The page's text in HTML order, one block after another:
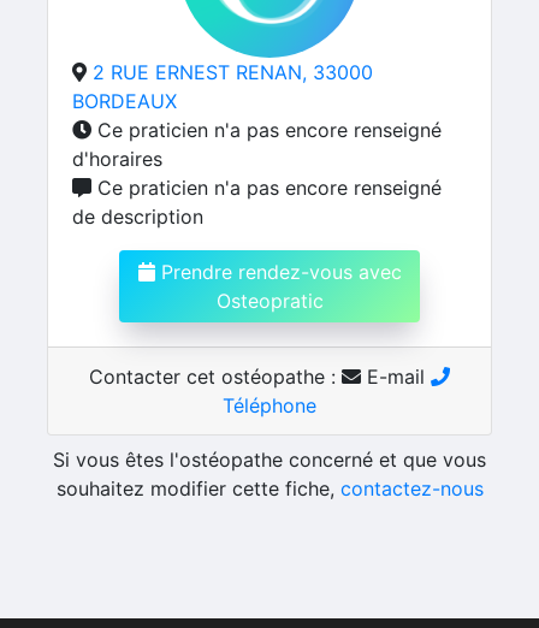
2 RUE ERNEST RENAN, 33000
BORDEAUX
Ce praticien n'a pas encore renseigné
d'horaires
Ce praticien n'a pas encore renseigné
de description
Prendre rendez-vous avec
Osteopratic
Contacter cet ostéopathe :
E-mail
Téléphone
Si vous êtes l'ostéopathe concerné et que vous
souhaitez modifier cette fiche, contactez-nous